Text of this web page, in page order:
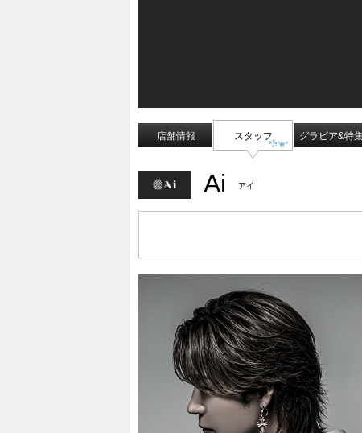
店舗情報 スタッフ グラビア&特
Ai アイ